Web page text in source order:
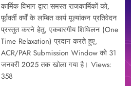
कार्मिक विभाग द्वारा समस्त राजकार्मिकों को,
पूर्ववर्ती वर्षों के लम्बित कार्य मूल्यांकन प्रतिवेदन
प्रस्तुत करने हेतु, एकबारगीय शिथिलन (One
Time Relaxation) प्रदान करते हुए,
ACR/PAR Submission Window को 31
जनवरी 2025 तक खोला गया है। Views:
358